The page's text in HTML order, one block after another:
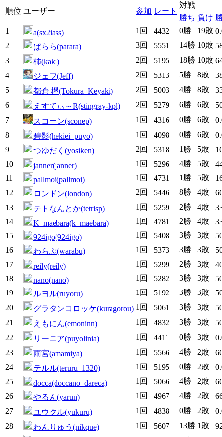
順位 ユーザー 参加 レート
対戦
勝ち 負け
1
a(sx2iass) 1回 4432 0勝 19敗
2
ぱらら(parara) 3回 5551 14勝 10敗
3
柿(kaki) 2回 5195 18勝 10敗
4
ジェフ(Jeff) 2回 5313 5勝 8敗
5
都倉 欅(Tokura_Keyaki) 2回 5003 4勝 8敗
6
えすてぃ～R(stingray-kpl) 2回 5279 6勝 6敗
7
スコーン(sconep) 1回 4316 0勝 6敗
8
碧影(hekiei_puyo) 1回 4098 0勝 6敗
9
つゆだく(yosiken) 2回 5318 1勝 5敗
10
janner(janner) 1回 5296 4勝 5敗
11
pallmoi(pallmoi) 1回 4731 1勝 5敗
12
ロンドン(london) 2回 5446 8勝 4敗
13
テトなんとか(tetrisp) 1回 5259 2勝 4敗
14
K_maebara(k_maebara) 1回 4781 2勝 4敗
15
924igo(924igo) 1回 5408 3勝 3敗
16
わらぶ(warabu) 1回 5373 3勝 3敗
17
reily(reily) 1回 5299 2勝 3敗
18
nano(nano) 1回 5282 3勝 3敗
19
ルヨル(ruyoru) 1回 5192 3勝 3敗
20
グラタンコロッケ(kuragorou) 1回 5061 3勝 3敗
21
えもにん(emoninn) 1回 4832 3勝 3敗
22
リーニア(puyolinia) 1回 4411 0勝 3敗
23
雨宮(amamiya) 1回 5566 4勝 2敗
24
テルル(teruru_1320) 1回 5195 0勝 2敗
25
docca(doccano_dareca) 1回 5066 4勝 2敗
26
やるん(yarun) 1回 4967 4勝 2敗
27
ユウクル(yukuru) 1回 4838 0勝 2敗
28
わんりゅう(nikque) 1回 5607 13勝 1敗